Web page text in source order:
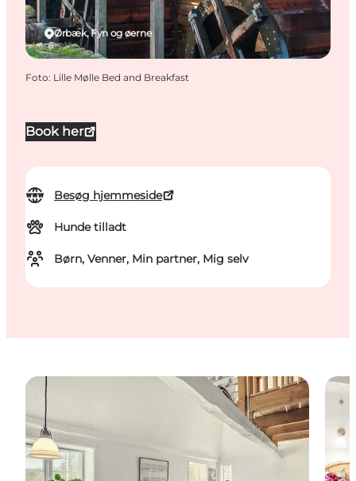
Book her
Besøg hjemmeside
Hunde tilladt
Børn, Venner, Min partner, Mig selv
Ørbæk, Fyn og øerne
Foto: Lille Mølle Bed and Breakfast